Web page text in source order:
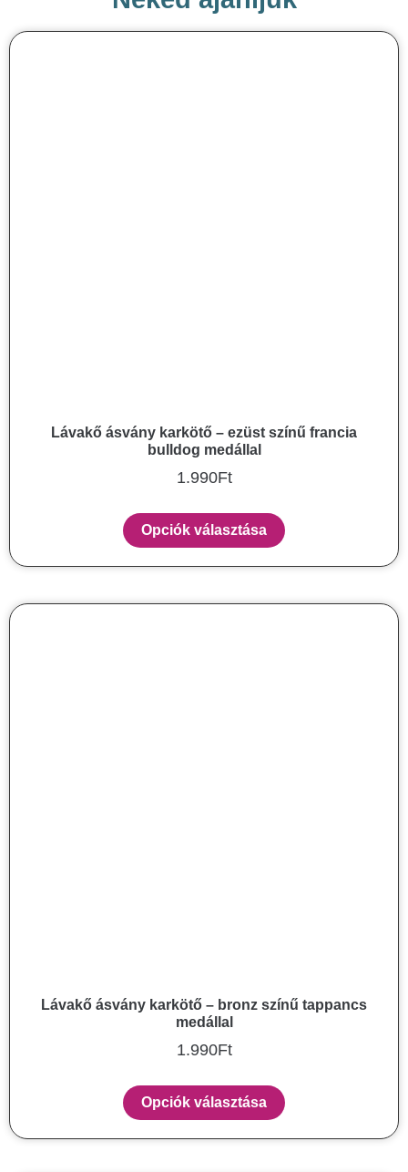
Lávakő ásvány karkötő – ezüst színű francia
bulldog medállal
1.990Ft
Opciók választása
Lávakő ásvány karkötő – bronz színű tappancs
medállal
1.990Ft
Opciók választása